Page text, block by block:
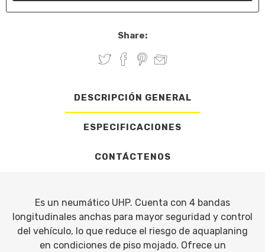
Share:
DESCRIPCIÓN GENERAL
ESPECIFICACIONES
CONTÁCTENOS
Es un neumático UHP. Cuenta con 4 bandas
longitudinales anchas para mayor seguridad y control
del vehículo, lo que reduce el riesgo de aquaplaning
en condiciones de piso mojado. Ofrece un